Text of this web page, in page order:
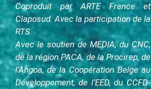
Coproduit par ARTE France et
Claposud. Avec la participation de la
RTS.
Avec le soutien de MEDIA, du CNC,
de la région PACA, de la Procirep, de
l’Angoa, de la Coopération Belge au
Développement, de l’EED, du CCFD-